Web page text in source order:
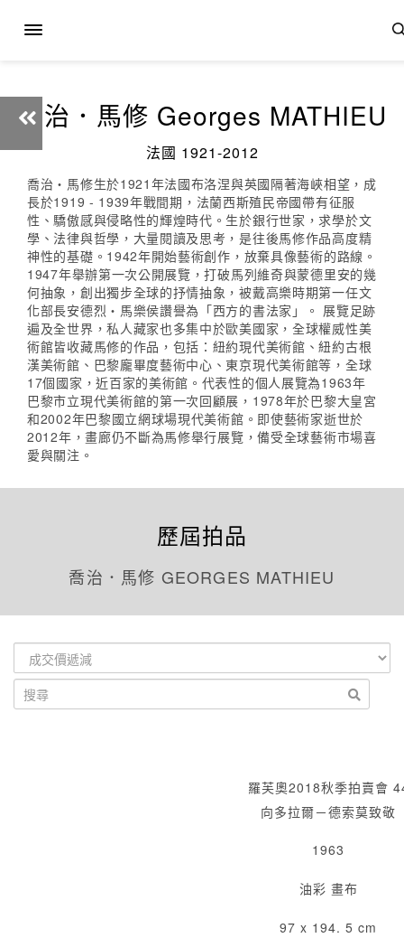
喬治．馬修 Georges MATHIEU
法國 1921-2012
喬治‧馬修生於1921年法國布洛涅與英國隔著海峽相望，成
長於1919 - 1939年戰間期，法蘭西斯殖民帝國帶有征服
性、驕傲感與侵略性的輝煌時代。生於銀行世家，求學於文
學、法律與哲學，大量閱讀及思考，是往後馬修作品高度精
神性的基礎。1942年開始藝術創作，放棄具像藝術的路線。
1947年舉辦第一次公開展覽，打破馬列維奇與蒙德里安的幾
何抽象，創出獨步全球的抒情抽象，被戴高樂時期第一任文
化部長安德烈‧馬樂侯讚譽為「西方的書法家」。 展覽足跡
遍及全世界，私人藏家也多集中於歐美國家，全球權威性美
術館皆收藏馬修的作品，包括：紐約現代美術館、紐約古根
漢美術館、巴黎龐畢度藝術中心、東京現代美術館等，全球
17個國家，近百家的美術館。代表性的個人展覽為1963年
巴黎市立現代美術館的第一次回顧展，1978年於巴黎大皇宮
和2002年巴黎國立網球場現代美術館。即使藝術家逝世於
2012年，畫廊仍不斷為馬修舉行展覽，備受全球藝術市場喜
愛與關注。
歷屆拍品
喬治．馬修 GEORGES MATHIEU
羅芙奧2018秋季拍賣會
向多拉爾－德索莫致敬
1963
油彩 畫布
97 x 194. 5 cm